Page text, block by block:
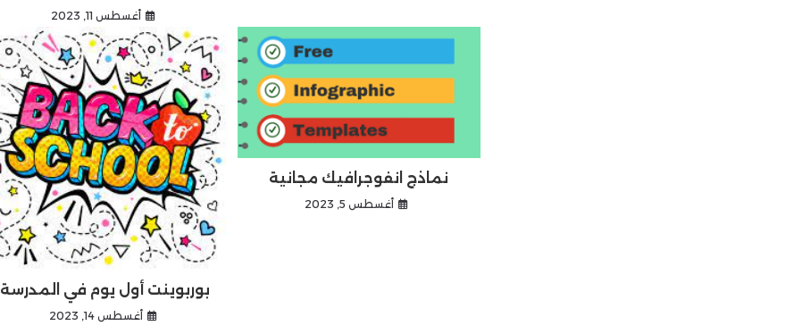
أغسطس 11, 2023
بوربوينت أول يوم في المدرسة
أغسطس 14, 2023
نماذج انفوجرافيك مجانية
أغسطس 5, 2023